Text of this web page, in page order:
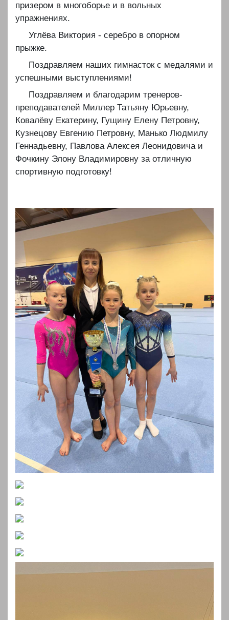
призером в многоборье и в вольных
упражнениях.
Углёва Виктория - серебро в опорном
прыжке.
Поздравляем наших гимнасток с медалями и
успешными выступлениями!
Поздравляем и благодарим тренеров-
преподавателей Миллер Татьяну Юрьевну,
Ковалёву Екатерину, Гущину Елену Петровну,
Кузнецову Евгению Петровну, Манько Людмилу
Геннадьевну, Павлова Алексея Леонидовича и
Фочкину Элону Владимировну за отличную
спортивную подготовку!